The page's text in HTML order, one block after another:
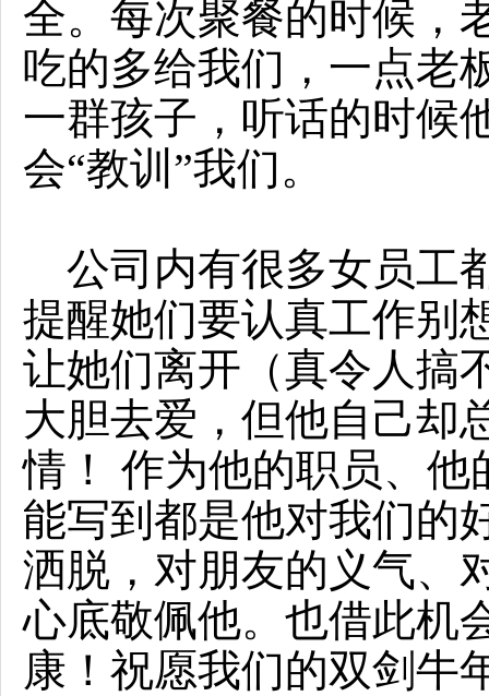
全。每次聚餐的时候，
吃的多给我们，一点老
一群孩子，听话的时候
会“教训”我们。
公司内有很多女员工
提醒她们要认真工作别
让她们离开（真令人搞
大胆去爱，但他自己却
情！ 作为他的职员、他
能写到都是他对我们的
洒脱，对朋友的义气、
心底敬佩他。也借此机
康！祝愿我们的双剑牛